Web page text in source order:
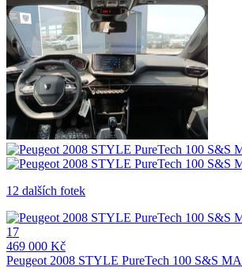
12 dalších fotek
17
469 000 Kč
Peugeot 2008 STYLE PureTech 100 S&S